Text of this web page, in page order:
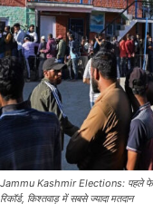
Jammu Kashmir Elections: पहले फेज में
रिकॉर्ड, किश्तवाड़ में सबसे ज्यादा मतदान